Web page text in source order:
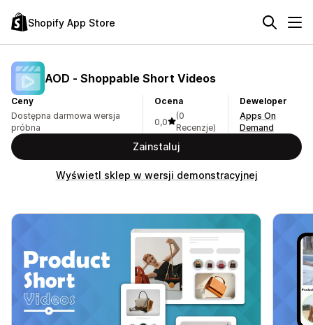
Shopify App Store
AOD ‑ Shoppable Short Videos
Ceny
Dostępna darmowa wersja
próbna
Ocena
0,0
(0
Recenzje)
Deweloper
Apps On
Demand
Zainstaluj
Wyświetl sklep w wersji demonstracyjnej